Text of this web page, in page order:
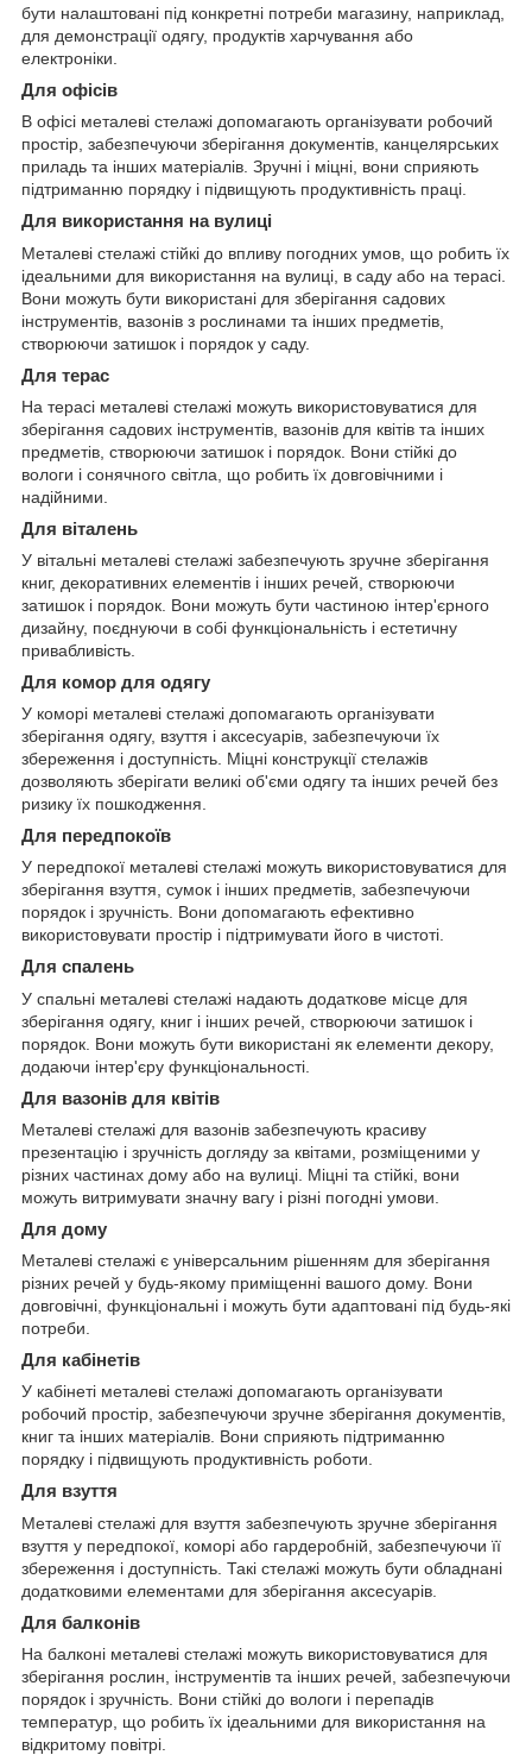
бути налаштовані під конкретні потреби магазину, наприклад,
для демонстрації одягу, продуктів харчування або
електроніки.
Для офісів
В офісі металеві стелажі допомагають організувати робочий
простір, забезпечуючи зберігання документів, канцелярських
приладь та інших матеріалів. Зручні і міцні, вони сприяють
підтриманню порядку і підвищують продуктивність праці.
Для використання на вулиці
Металеві стелажі стійкі до впливу погодних умов, що робить їх
ідеальними для використання на вулиці, в саду або на терасі.
Вони можуть бути використані для зберігання садових
інструментів, вазонів з рослинами та інших предметів,
створюючи затишок і порядок у саду.
Для терас
На терасі металеві стелажі можуть використовуватися для
зберігання садових інструментів, вазонів для квітів та інших
предметів, створюючи затишок і порядок. Вони стійкі до
вологи і сонячного світла, що робить їх довговічними і
надійними.
Для віталень
У вітальні металеві стелажі забезпечують зручне зберігання
книг, декоративних елементів і інших речей, створюючи
затишок і порядок. Вони можуть бути частиною інтер'єрного
дизайну, поєднуючи в собі функціональність і естетичну
привабливість.
Для комор для одягу
У коморі металеві стелажі допомагають організувати
зберігання одягу, взуття і аксесуарів, забезпечуючи їх
збереження і доступність. Міцні конструкції стелажів
дозволяють зберігати великі об'єми одягу та інших речей без
ризику їх пошкодження.
Для передпокоїв
У передпокої металеві стелажі можуть використовуватися для
зберігання взуття, сумок і інших предметів, забезпечуючи
порядок і зручність. Вони допомагають ефективно
використовувати простір і підтримувати його в чистоті.
Для спалень
У спальні металеві стелажі надають додаткове місце для
зберігання одягу, книг і інших речей, створюючи затишок і
порядок. Вони можуть бути використані як елементи декору,
додаючи інтер'єру функціональності.
Для вазонів для квітів
Металеві стелажі для вазонів забезпечують красиву
презентацію і зручність догляду за квітами, розміщеними у
різних частинах дому або на вулиці. Міцні та стійкі, вони
можуть витримувати значну вагу і різні погодні умови.
Для дому
Металеві стелажі є універсальним рішенням для зберігання
різних речей у будь-якому приміщенні вашого дому. Вони
довговічні, функціональні і можуть бути адаптовані під будь-які
потреби.
Для кабінетів
У кабінеті металеві стелажі допомагають організувати
робочий простір, забезпечуючи зручне зберігання документів,
книг та інших матеріалів. Вони сприяють підтриманню
порядку і підвищують продуктивність роботи.
Для взуття
Металеві стелажі для взуття забезпечують зручне зберігання
взуття у передпокої, коморі або гардеробній, забезпечуючи її
збереження і доступність. Такі стелажі можуть бути обладнані
додатковими елементами для зберігання аксесуарів.
Для балконів
На балконі металеві стелажі можуть використовуватися для
зберігання рослин, інструментів та інших речей, забезпечуючи
порядок і зручність. Вони стійкі до вологи і перепадів
температур, що робить їх ідеальними для використання на
відкритому повітрі.